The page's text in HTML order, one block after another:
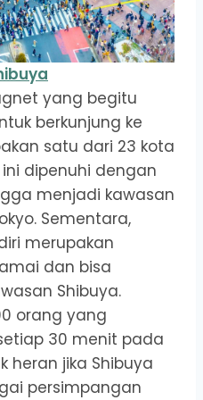
yang begitu
berkunjung ke
satu dari 23 kota
dipenuhi dengan
menjadi kawasan
Sementara,
merupakan
dan bisa
Shibuya.
orang yang
30 menit pada
heran jika Shibuya
persimpangan